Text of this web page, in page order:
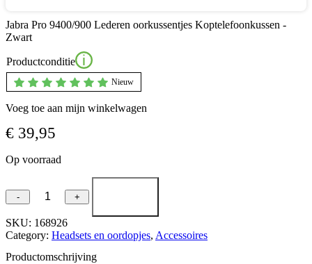
Jabra Pro 9400/900 Lederen oorkussentjes Koptelefoonkussen -
Zwart
Productconditie
Nieuw
Voeg toe aan mijn winkelwagen
€ 39,95
Op voorraad
Jabra
Pro
9400/900
Lederen
oorkussentjes
Koptelefoonkussen
- +
SKU: 168926
Category: Headsets en oordopjes, Accessoires
Productomschrijving